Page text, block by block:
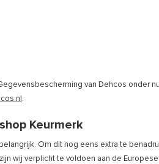
van Dehcos onder
.
Keurmerk
Om dit nog eens extra te
wij verplicht te voldoen aan de